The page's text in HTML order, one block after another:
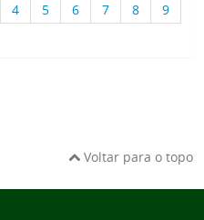
4 5 6 7 8
9
Voltar para o topo